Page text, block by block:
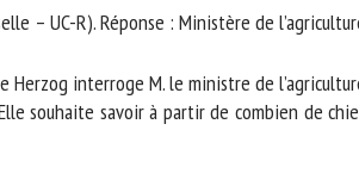
– UC-R). Réponse : Ministère de
Herzog interroge M. le ministre de
souhaite savoir à partir de combien de
*
E-mail *